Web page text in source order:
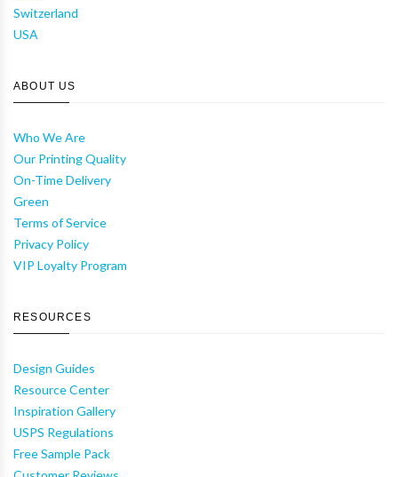
Switzerland
USA
ABOUT US
Who We Are
Our Printing Quality
On-Time Delivery
Green
Terms of Service
Privacy Policy
VIP Loyalty Program
RESOURCES
Design Guides
Resource Center
Inspiration Gallery
USPS Regulations
Free Sample Pack